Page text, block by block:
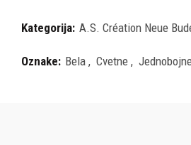
Kategorija: A.S. Création Neue
Oznake: Bela , Cvetne ,